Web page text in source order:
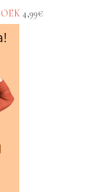
4,99€